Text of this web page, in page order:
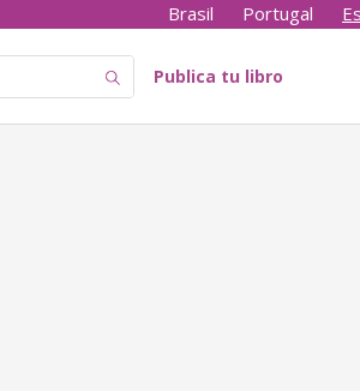
Brasil Portugal
Publica tu libro